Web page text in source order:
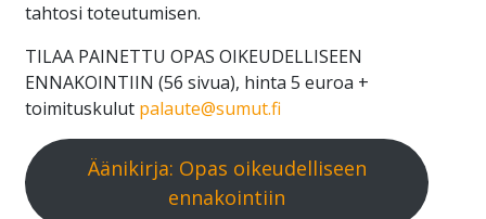
tahtosi toteutumisen.
TILAA PAINETTU OPAS OIKEUDELLISEEN
ENNAKOINTIIN (56 sivua), hinta 5 euroa +
toimituskulut palaute@sumut.fi
Äänikirja: Opas oikeudelliseen
ennakointiin